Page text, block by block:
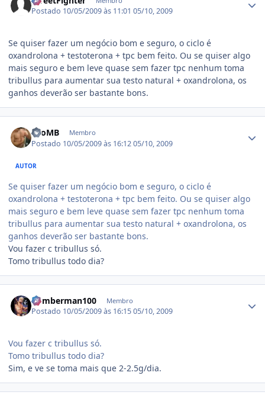
Postado 10/05/2009 às 11:0105/10, 2009
Se quiser fazer um negócio bom e seguro, o ciclo é
oxandrolona + testoterona + tpc bem feito. Ou se quiser algo
mais seguro e bem leve quase sem fazer tpc nenhum toma
tribullus para aumentar sua testo natural + oxandrolona, os
ganhos deverão ser bastante bons.
LeoMB Membro
Postado 10/05/2009 às 16:1205/10, 2009
AUTOR
Se quiser fazer um negócio bom e seguro, o ciclo é
oxandrolona + testoterona + tpc bem feito. Ou se quiser algo
mais seguro e bem leve quase sem fazer tpc nenhum toma
tribullus para aumentar sua testo natural + oxandrolona, os
ganhos deverão ser bastante bons.
Vou fazer c tribullus só.
Tomo tribullus todo dia?
bomberman100 Membro
Postado 10/05/2009 às 16:1505/10, 2009
Vou fazer c tribullus só.
Tomo tribullus todo dia?
Sim, e ve se toma mais que 2-2.5g/dia.